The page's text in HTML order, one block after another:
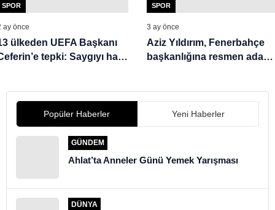
SPOR
ay önce
ülkeden UEFA Başkanı
tepki: Saygıyı hak
SPOR
3 ay önce
Aziz Yıldırım, Fenerbahçe
başkanlığına resmen aday!
Popüler Haberler Yeni Haberler
GÜNDEM
Ahlat’ta Anneler Günü Yemek Yarışması
DÜNYA